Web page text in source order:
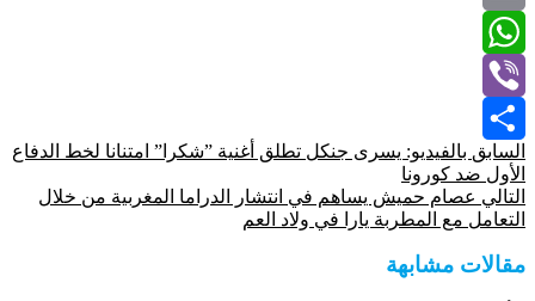
Email
WhatsApp
Viber
Share
السابق بالفيديو: يسرى جنكل تطلق أغنية ”شكرا” امتنانا لخط الدفاع
الأول ضد كورونا
التالي عصام حميش يساهم في انتشار الدراما المغربية من خلال
التعامل مع المطربة يارا في ولاد العم
مقالات مشابهة